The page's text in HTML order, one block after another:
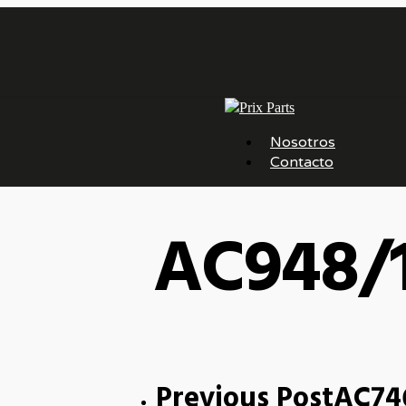
Menu
Nosotros
Contacto
AC948/